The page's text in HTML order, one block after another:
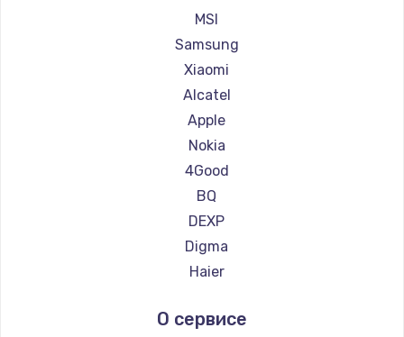
Ремонт планшетов Dell
Ремонт планшетов HP
Ремонт планшетов Getac
Ремонт планшетов ZTE
Ремонт планшетов Google
Ремонт планшетов Navitel
Ремонт планшетов Teclast
Ремонт планшетов CHUWI
MSI
Samsung
Xiaomi
Alcatel
Apple
Nokia
4Good
BQ
DEXP
Digma
Haier
Prestigio
О сервисе